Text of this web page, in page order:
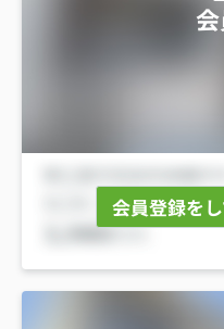
会員登録を